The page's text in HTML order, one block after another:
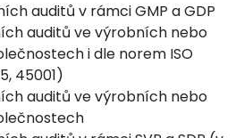
auditů v rámci GMP a GDP
auditů ve výrobních nebo
i dle norem ISO
45001)
auditů ve výrobních nebo